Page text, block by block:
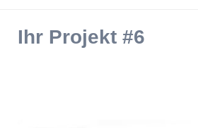
Ihr Projekt #6